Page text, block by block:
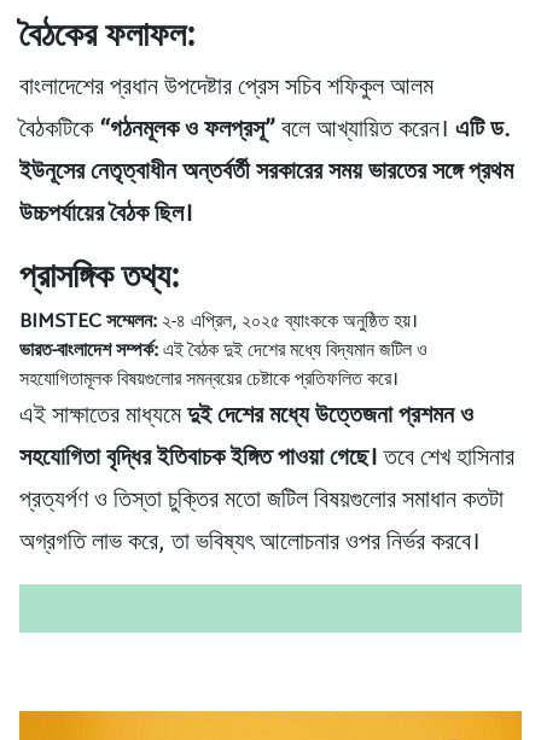
বৈঠকের ফলাফল:
বাংলাদেশের প্রধান উপদেষ্টার প্রেস সচিব শফিকুল আলম
বৈঠকটিকে“গঠনমূলক ও ফলপ্রসূ”বলে আখ্যায়িত করেন।এটি ড.
ইউনূসের নেতৃত্বাধীন অন্তর্বর্তী সরকারের সময় ভারতের সঙ্গে প্রথম
উচ্চপর্যায়ের বৈঠক ছিল।
প্রাসঙ্গিক তথ্য:
BIMSTEC সম্মেলন:২-৪ এপ্রিল, ২০২৫ ব্যাংককে অনুষ্ঠিত হয়।
ভারত-বাংলাদেশ সম্পর্ক:এই বৈঠক দুই দেশের মধ্যে বিদ্যমান জটিল ও
সহযোগিতামূলক বিষয়গুলোর সমন্বয়ের চেষ্টাকে প্রতিফলিত করে।
এই সাক্ষাতের মাধ্যমেদুই দেশের মধ্যে উত্তেজনা প্রশমন ও
সহযোগিতা বৃদ্ধির ইতিবাচক ইঙ্গিত পাওয়া গেছে।তবে শেখ হাসিনার
প্রত্যর্পণ ও তিস্তা চুক্তির মতো জটিল বিষয়গুলোর সমাধান কতটা
অগ্রগতি লাভ করে, তা ভবিষ্যৎ আলোচনার ওপর নির্ভর করবে।